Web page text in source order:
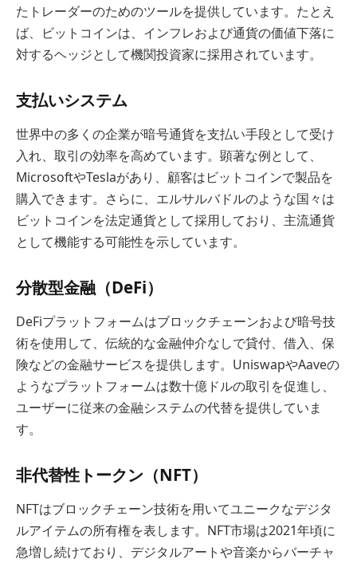
たトレーダーのためのツールを提供しています。たとえ
ば、ビットコインは、インフレおよび通貨の価値下落に
対するヘッジとして機関投資家に採用されています。
支払いシステム
世界中の多くの企業が暗号通貨を支払い手段として受け
入れ、取引の効率を高めています。顕著な例として、
MicrosoftやTeslaがあり、顧客はビットコインで製品を
購入できます。さらに、エルサルバドルのような国々は
ビットコインを法定通貨として採用しており、主流通貨
として機能する可能性を示しています。
分散型金融（DeFi）
DeFiプラットフォームはブロックチェーンおよび暗号技
術を使用して、伝統的な金融仲介なしで貸付、借入、保
険などの金融サービスを提供します。UniswapやAaveの
ようなプラットフォームは数十億ドルの取引を促進し、
ユーザーに従来の金融システムの代替を提供していま
す。
非代替性トークン（NFT）
NFTはブロックチェーン技術を用いてユニークなデジタ
ルアイテムの所有権を表します。NFT市場は2021年頃に
急増し続けており、デジタルアートや音楽からバーチャ